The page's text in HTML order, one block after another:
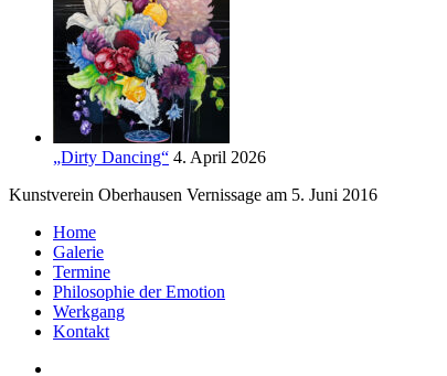
„Dirty Dancing“ 4. April 2026
Kunstverein Oberhausen Vernissage am 5. Juni 2016
Home
Galerie
Termine
Philosophie der Emotion
Werkgang
Kontakt